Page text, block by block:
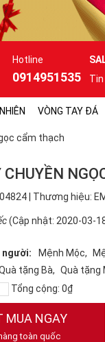
Hotline
0914951535
VÒNG TAY ĐÁ
cẩm thạch
CHUYỀN
| Thương hiệu:
(Cập nhật: 2020-03-
người: Mệnh Mộc
tặng Bà Quà tặng
Tổng cộng: 0₫
MUA NGAY
toàn quốc